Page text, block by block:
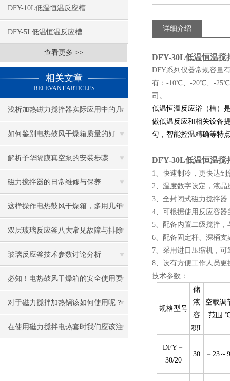
DFY-10L低温恒温反应槽
DFY-5L低温恒温反应槽
查看更多 >>
相关文章
RELEVANT ARTICLES
浅析加热磁力搅拌器实际应用中的几
大问题
如何鉴别电热鼓风干燥箱质量的好
坏？
解析予华隔膜真空泵的安装步骤
磁力搅拌器的日常维修与保养
这样操作电热鼓风干燥箱，多用几年
不成问题！
双层玻璃反应釜八大常见故障与排除
方法
玻璃反应釜技术参数讨论分析
必知！电热鼓风干燥箱的安全使用要
点
对于磁力搅拌加热锅该如何使用呢？
请看下文！
在使用磁力搅拌电热套时我们应该注
详细介绍
DFY-30L低温恒温搅
DFY系列仪器常规容量
有：-10℃、-20℃、-25℃
司。
低温恒温反应浴（槽）
做低温反应和相关设备
匀，智能控温精确等特
DFY-30L低温恒温搅
1、快速制冷，更快达
2、温度数字设定，液
3、全封闭式磁力搅拌
4、可根据使用反应容
5、配备内置二级搅拌
6、配备固定杆、深桶
7、采用进口压缩机，
8、设有方便工作人员
技术参数：
规格型号
储
液
容
积L
空载调
范围
DFY－
30/20
30 －23～